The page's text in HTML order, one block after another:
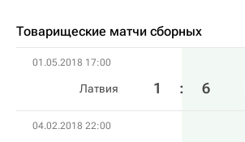
Товарищеские матчи сборных
01.05.2018 17:00
Латвия 1 : 6
04.02.2018 22:00